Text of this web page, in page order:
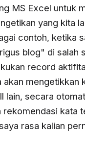
MS Excel untuk
yang kita
contoh, ketika
blog" di salah
record
akan mengetikkan
lain, secara
rekomendasi kata
rasa kalian